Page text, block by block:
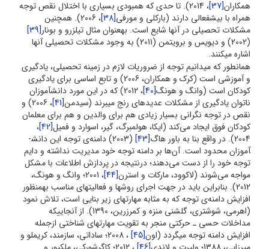
همکاران[37]
، 2014). تا حدی که همبودی بسیاری با اختلال نقص توجه
همراه با بیش­فعالی دارند (بارکلی و مورفی[38]
، 2006). همچنین
مشکلات تحصیلی در آن­ها شایع است. به­عنوان مثال تیلزرو و بونار[39]
(2002) و دیویس و برویتمن (2011) به وجود مشکلات تحصیلی آن­ها
اشاره می­کنند.
همان­طور که می­دانیم توجه از ضروریات لازم در زمینه تحصیلی، یادگیری
و آموزشی است (کرک و همکاران، 2006) و تابع اساسی برای یادگیری
کودکان است (وانگ و هونگ[40]
، 2012) که در این مورد دانش­آموزان
ناتوان یادگیری از مشکلات عدیده­ای رنج می­برند (سیدمن[41]
، 2006) و
نقص در توجه نگرانی بسیار زیادی هم برای والدین و هم برای معلمان
کودکان فوق ایجاد می‌کند (ایکا، هولمبرگ، گیر، اسوارد و فمیل[42]
،
2004). در واقع بنا به باور هاگ
[43]
(2003) دامنه‌ی توجه این دانش­
آموزان محدود است. آن‌ها بر دامنه توجه خود مدیریت نداشته و دایم
توجه خود را از دست می‌دهند؛ درنتیجه در پردازش اطلاعات با مشکل
مواجه می‌شوند (لاکوود، مارکات و استرن[44]
، 2001؛ وانگ و هونگ،
2012). بنابراین باید در جهت اجرای روش­ها و فعالیت­های مناسب به­منظور
افزایش دامنه‌ی توجه که به مثابه مهارت­های زیر بنایی است، تلاش نمود
(اهرمی، شوشتری، گلشنی منزه و کمرزرین، 1390). از آنجایی­که
مداخلات حسی ـ حرکتی منجر به تقویت مهارت­های شناختی ازجمله
افزایش دامنه توجه می­گردد (اون[45]
، 2008؛ ساداتی، سازمند، کریملو و